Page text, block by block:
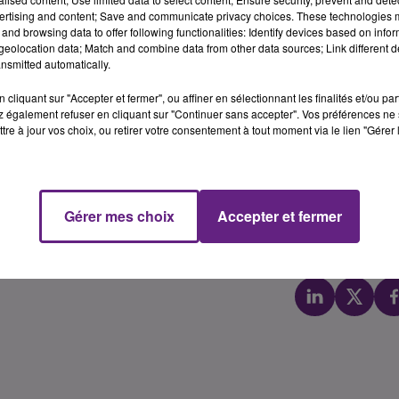
à la Toison d’Or
par les Etats-Unis, avaient à cœur d’ouvrir une boutique
2020, ils proposent à leur client un site d’achat en ligne,
Dès le mois d’octobre, les visiteurs, amateurs
à la Toison d’Or de nombreux articles à l’image
produits d’épicerie, de mobilier, etc. La date d’ouverture
se situera au niveau 1, côté extension, proche
and content; Save and communicate privacy choices. These technologies
browsing data to offer following functionalities: Identify devices based on
data; Match and combine data from other data sources; Link different
automatically.
cliquant sur "Accepter et fermer", ou affiner en sélectionnant les finalités et/ou
également refuser en cliquant sur "Continuer sans accepter". Vos préférences
à jour vos choix, ou retirer votre consentement à tout moment via le lien
Gérer mes choix Accepter et fermer